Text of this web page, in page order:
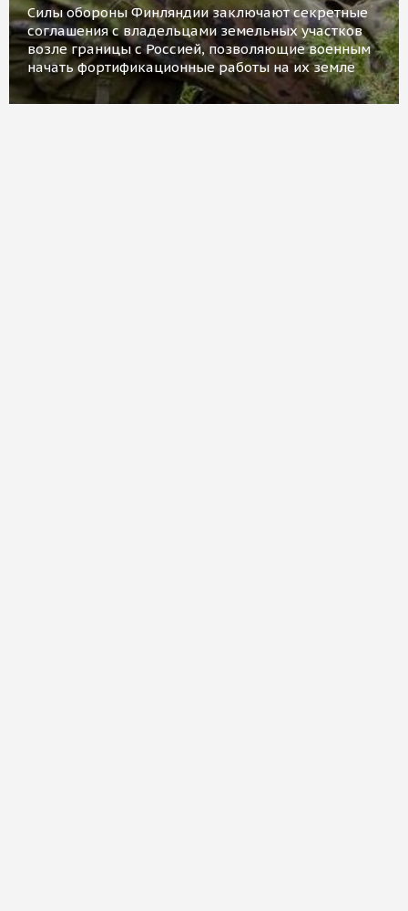
Силы обороны Финляндии заключают секретные
соглашения с владельцами земельных участков
возле границы с Россией, позволяющие военным
начать фортификационные работы на их земле